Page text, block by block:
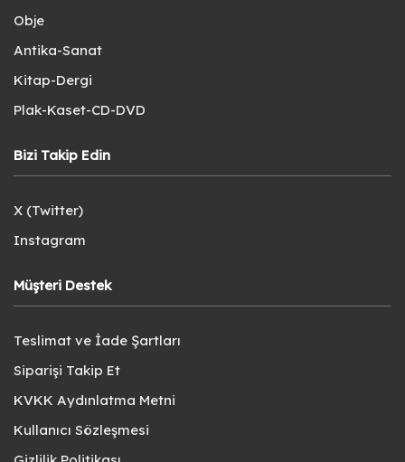
Obje
Antika-Sanat
Kitap-Dergi
Plak-Kaset-CD-DVD
Bizi Takip Edin
X (Twitter)
Instagram
Müşteri Destek
Teslimat ve İade Şartları
Siparişi Takip Et
KVKK Aydınlatma Metni
Kullanıcı Sözleşmesi